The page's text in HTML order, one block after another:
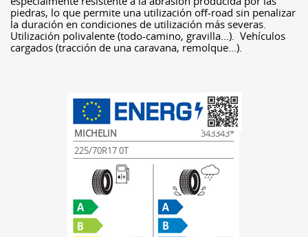
piedras, lo que permite una utilización off-road sin penalizar
la duración en condiciones de utilización más severas.
Utilización polivalente (todo-camino, gravilla...). Vehículos
cargados (tracción de una caravana, remolque…).
MICHELIN
343343*
225/70R17 0T